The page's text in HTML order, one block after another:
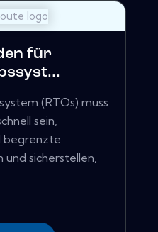
für
(RTOs) muss
sein,
begrenzte
und sicherstellen,